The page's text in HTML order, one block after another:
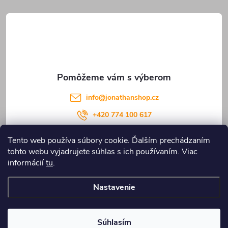
Tento web používa súbory cookie. Ďalším prechádzaním
tohto webu vyjadrujete súhlas s ich používaním. Viac
informáciítu.
Nastavenie
Súhlasím
k
s
u
info@jonathanshop.cz
+420 774 100 617
Informace pro vás
nastavenie cookies